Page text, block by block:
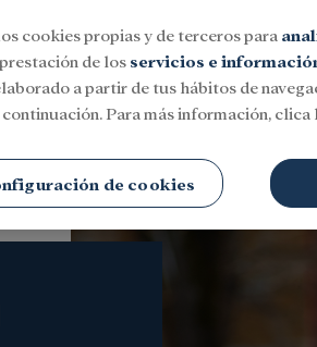
Social
cookies propias y de terceros para
de los servicios e
a partir de tus hábitos de
Para más información, clica
de cookies